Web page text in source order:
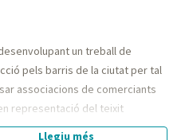
un treball de
pels barris de la ciutat per tal
associacions de comerciants
representació del teixit
de la zona; així com,
Llegiu més